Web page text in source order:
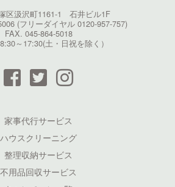
区汲沢町1161-1 石井ビル1F
(フリーダイヤル 0120-957-757)
FAX. 045-864-5018
～17:30(土・日祝を除く）
家事代行サービス
ハウスクリーニング
整理収納サービス
不用品回収サービス